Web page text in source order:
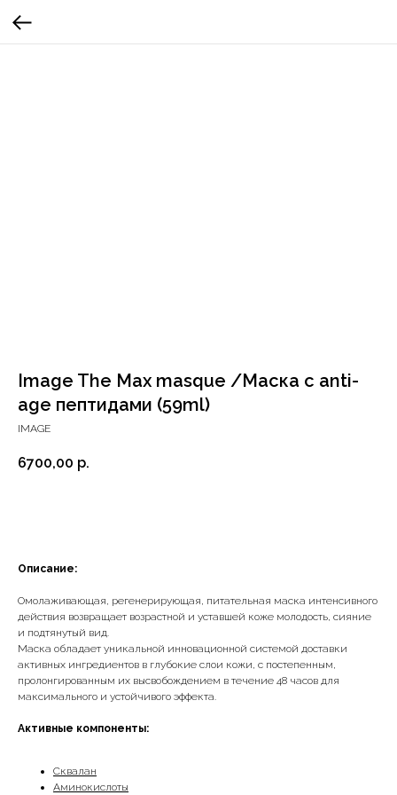
Image The Max masque /Маска с anti-
age пептидами (59ml)
IMAGE
6700,00 р.
Описание:
Омолаживающая, регенерирующая, питательная маска интенсивного
действия возвращает возрастной и уставшей коже молодость, сияние
и подтянутый вид.
Маска обладает уникальной инновационной системой доставки
активных ингредиентов в глубокие слои кожи, с постепенным,
пролонгированным их высвобождением в течение 48 часов для
максимального и устойчивого эффекта.
Активные компоненты:
Сквалан
Аминокислоты